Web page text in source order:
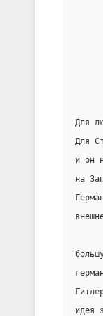
Для
Для
и он
на
идея